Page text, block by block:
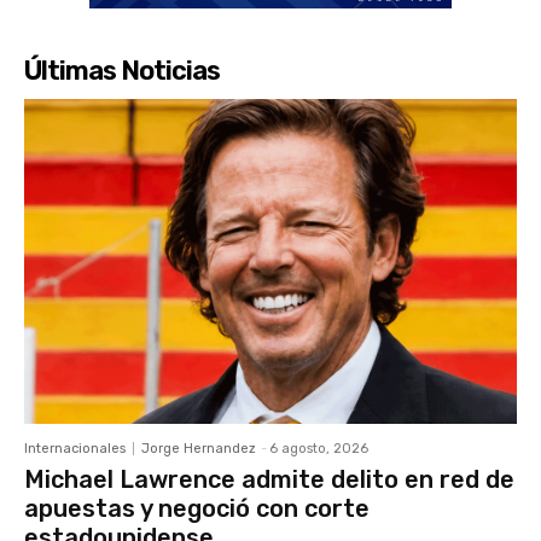
Últimas Noticias
Internacionales Jorge Hernandez - 6 agosto, 2026
Michael Lawrence admite delito en red de
apuestas y negoció con corte